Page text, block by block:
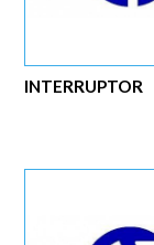
INTERRUPTOR